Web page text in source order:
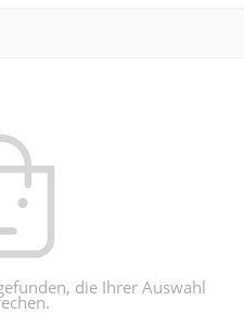
die Ihrer Auswahl